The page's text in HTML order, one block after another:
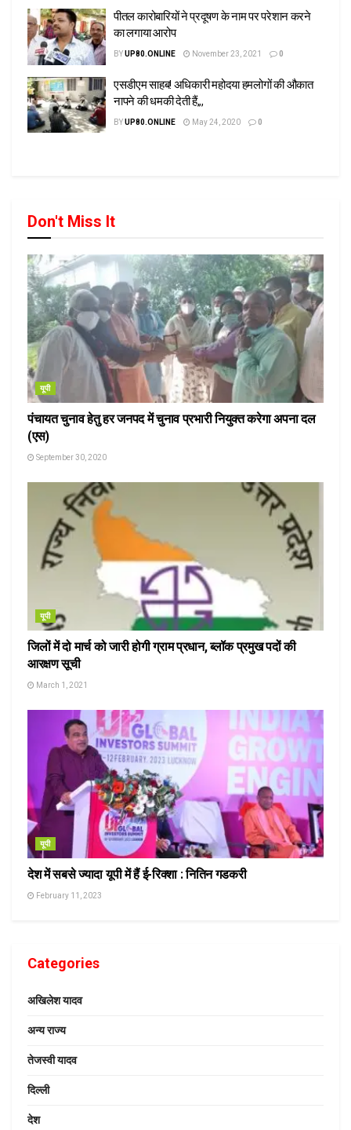
पीतल कारोबारियों ने प्रदूषण के नाम पर परेशान करने
का लगाया आरोप
BYUP80.ONLINE November 23, 2021 0
एसडीएम साहब! अधिकारी महोदया हमलोगों की औकात
नापने की धमकी देती हैं,,,
BYUP80.ONLINE May 24, 2020 0
Don't Miss It
यूपी
पंचायत चुनाव हेतु हर जनपद में चुनाव प्रभारी नियुक्त करेगा अपना दल
(एस)
September 30, 2020
यूपी
जिलों में दो मार्च को जारी होगी ग्राम प्रधान, ब्लॉक प्रमुख पदों की
आरक्षण सूची
March 1, 2021
यूपी
देश में सबसे ज्यादा यूपी में हैं ई-रिक्शा : नितिन गडकरी
February 11, 2023
Categories
अखिलेश यादव
अन्य राज्य
तेजस्वी यादव
दिल्ली
देश